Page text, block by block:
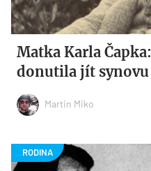
Matka Karla
donutila jít
Martin Miko